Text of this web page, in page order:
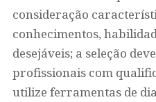
consideração
conhecimentos,
desejáveis; a seleção
profissionais com
utilize ferramentas de